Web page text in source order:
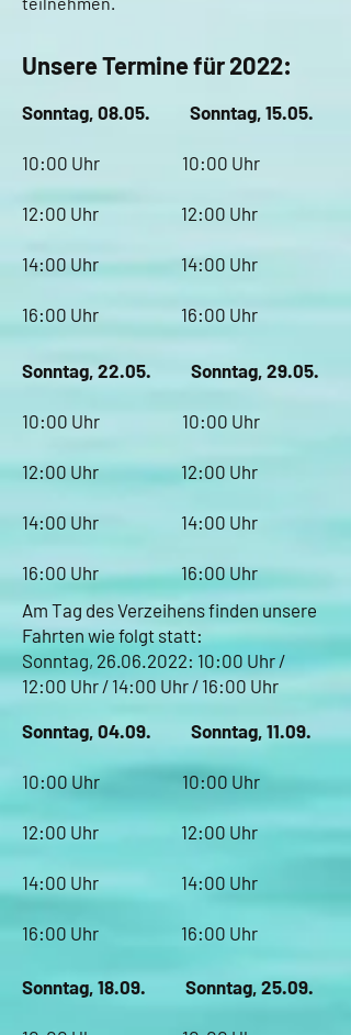
Unsere Termine für 2022:
Sonntag, 04.09. Sonntag, 11.09.
10:00 Uhr 10:00 Uhr
12:00 Uhr 12:00 Uhr
14:00 Uhr 14:00 Uhr
16:00 Uhr 16:00 Uhr
Sonntag, 18.09. Sonntag, 25.09.
Am Tag des Verzeihens finden unsere
Fahrten wie folgt statt:
Sonntag, 26.06.2022: 10:00 Uhr /
12:00 Uhr / 14:00 Uhr / 16:00 Uhr
Sonntag, 08.05. Sonntag, 15.05.
10:00 Uhr 10:00 Uhr
12:00 Uhr 12:00 Uhr
14:00 Uhr 14:00 Uhr
16:00 Uhr 16:00 Uhr
Sonntag, 22.05. Sonntag, 29.05.
10:00 Uhr 10:00 Uhr
12:00 Uhr 12:00 Uhr
14:00 Uhr 14:00 Uhr
16:00 Uhr 16:00 Uhr